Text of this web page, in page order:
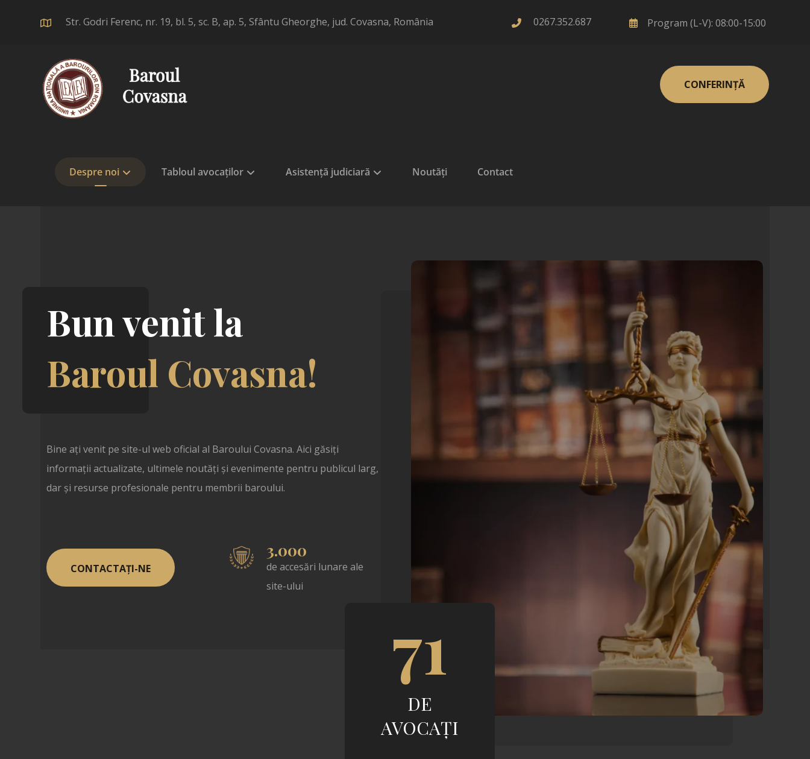
Str. Godri Ferenc, nr. 19, bl. 5, sc. B, ap. 5, Sfântu Gheorghe, jud. Covasna, România 0267.352.687 Program (L-V): 08:00-15:00
Despre noi Tabloul avocaților Asistență judiciară Noutăți Contact
CONFERINȚĂ
Bun venit la
Baroul Covasna!
Bine ați venit pe site-ul web oficial al Baroului Covasna. Aici găsiți
informații actualizate, ultimele noutăți și evenimente pentru publicul larg,
dar și resurse profesionale pentru membrii baroului.
CONTACTAȚI-NE
3.000
de accesări lunare ale
site-ului
71
DE
AVOCAȚI